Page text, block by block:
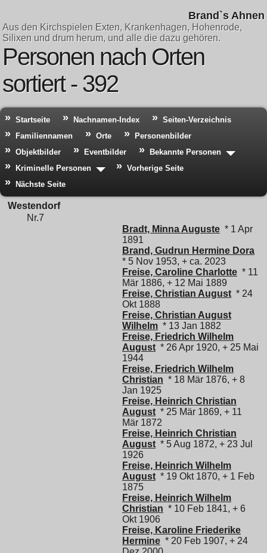
Brand`s Ahnen
Aus den Kirchspielen Exten, Krankenhagen, Hohenrode,
Silixen und drum herum, und alle die dazu gehören.
Personen nach Orten
sortiert - 392
Startseite Nachnamen-Index
Seiten-Verzeichnis
Familiennamen
Orte
Personenbilder
Objektbilder
Eventbilder
Bekannte Personen
Kriminelle Personen
Vorherige Seite
Nächste Seite
Westendorf
Nr.7
Bradt, Minna Auguste * 1 Apr
1891
Brand, Gudrun Hermine Dora
* 5 Nov 1953, + ca. 2023
Freise, Caroline Charlotte * 11
Mär 1886, + 12 Mai 1889
Freise, Christian August * 24
Okt 1888
Freise, Christian August
Wilhelm * 13 Jan 1882
Freise, Friedrich Wilhelm
August * 26 Apr 1920, + 25 Mai
1944
Freise, Friedrich Wilhelm
Christian * 18 Mär 1876, + 8
Jan 1925
Freise, Heinrich Christian
August * 25 Mär 1869, + 11
Mär 1872
Freise, Heinrich Christian
August * 5 Aug 1872, + 23 Jul
1926
Freise, Heinrich Wilhelm
August * 19 Okt 1870, + 1 Feb
1875
Freise, Heinrich Wilhelm
Christian * 10 Feb 1841, + 6
Okt 1906
Freise, Karoline Friederike
Hermine * 20 Feb 1907, + 24